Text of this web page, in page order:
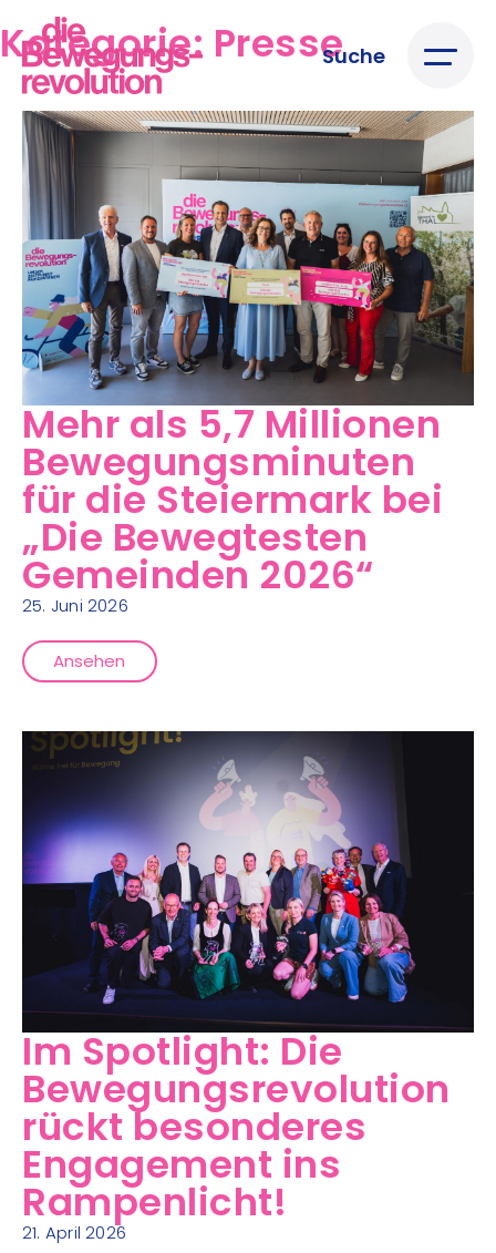
Suche
Kategorie: Presse
Mehr als 5,7 Millionen
Bewegungsminuten
für die Steiermark bei
„Die Bewegtesten
Gemeinden 2026“
25. Juni 2026
Ansehen
Im Spotlight: Die
Bewegungsrevolution
rückt besonderes
Engagement ins
Rampenlicht!
21. April 2026